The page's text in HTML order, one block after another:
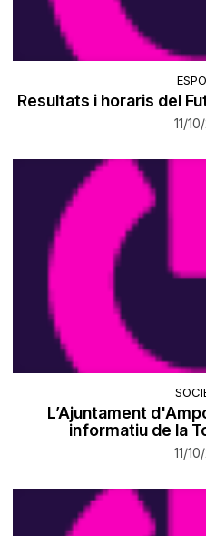
Resultats i horaris del
11/
L’Ajuntament
informatiu de la
11/